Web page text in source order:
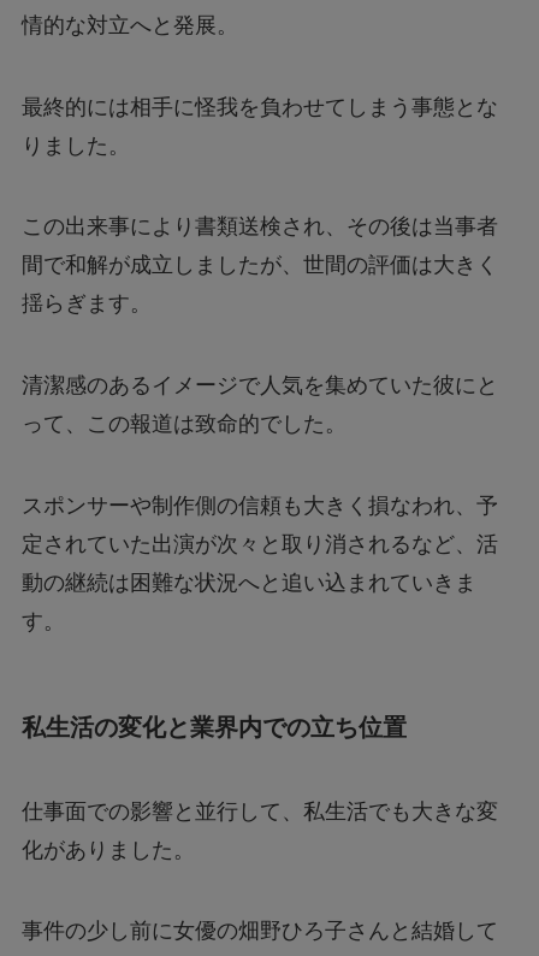
情的な対立へと発展。
最終的には相手に怪我を負わせてしまう事態とな
りました。
この出来事により書類送検され、その後は当事者
間で和解が成立しましたが、世間の評価は大きく
揺らぎます。
清潔感のあるイメージで人気を集めていた彼にと
って、この報道は致命的でした。
スポンサーや制作側の信頼も大きく損なわれ、予
定されていた出演が次々と取り消されるなど、活
動の継続は困難な状況へと追い込まれていきま
す。
私生活の変化と業界内での立ち位置
仕事面での影響と並行して、私生活でも大きな変
化がありました。
事件の少し前に女優の畑野ひろ子さんと結婚して